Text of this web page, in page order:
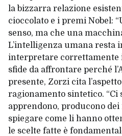
la bizzarra relazione
cioccolato e i premi Nobel:
senso, ma che una
L’intelligenza umana resta
interpretare correttamente
sfide da affrontare perché
presente, Zorzi cita
ragionamento sintetico. “Ci
apprendono, producono
spiegare come li hanno
le scelte fatte è